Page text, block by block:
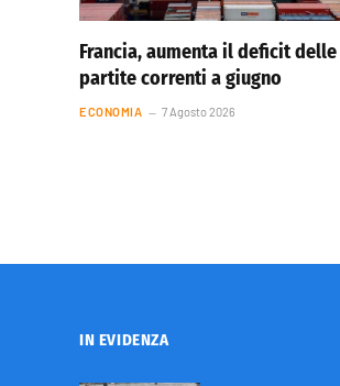
Francia, aumenta il deficit delle
partite correnti a giugno
ECONOMIA 7 Agosto 2026
IN EVIDENZA